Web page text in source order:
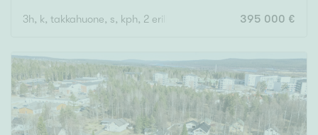
3h, k, takkahuone, s, kph, 2 erillis wc, khh, varastohuone,
395 000 €